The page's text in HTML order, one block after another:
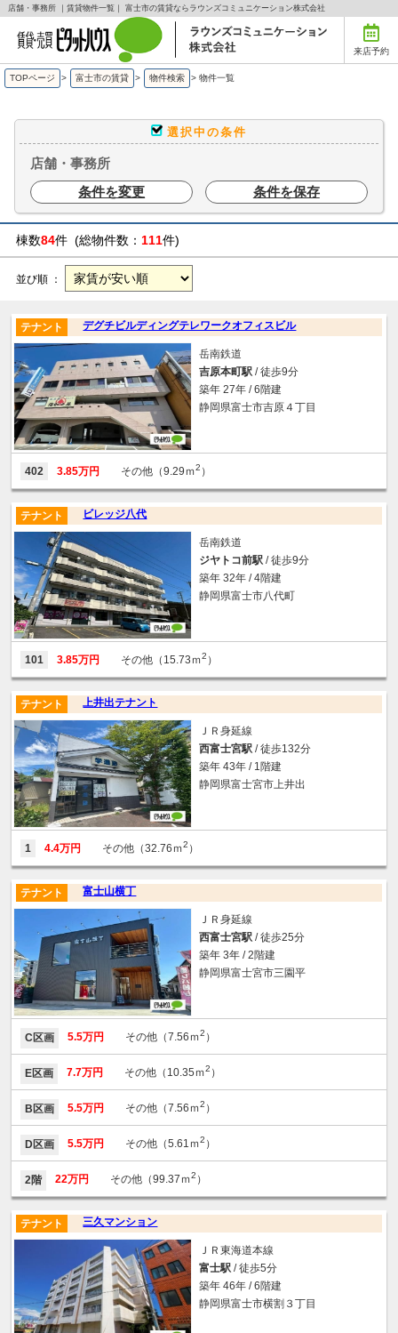
店舗・事務所 ｜賃貸物件一覧｜ 富士市の賃貸ならラウンズコミュニケーション株式会社
来店予約
TOPページ > 富士市の賃貸 > 物件検索 > 物件一覧
選択中の条件
店舗・事務所
条件を変更
条件を保存
棟数84件 (総物件数： 111件)
並び順 ：
デグチビルディングテレワークオフィスビル
テナント
岳南鉄道
吉原本町駅 / 徒歩9分
築年 27年 / 6階建
静岡県富士市吉原４丁目
402 3.85万円 その他（9.29ｍ2 ）
ビレッジ八代
テナント
岳南鉄道
ジヤトコ前駅 / 徒歩9分
築年 32年 / 4階建
静岡県富士市八代町
101 3.85万円 その他（15.73ｍ2 ）
上井出テナント
テナント
ＪＲ身延線
西富士宮駅 / 徒歩132分
築年 43年 / 1階建
静岡県富士宮市上井出
1 4.4万円 その他（32.76ｍ2 ）
富士山横丁
テナント
ＪＲ身延線
西富士宮駅 / 徒歩25分
築年 3年 / 2階建
静岡県富士宮市三園平
C区画 5.5万円 その他（7.56ｍ2 ）
E区画 7.7万円 その他（10.35ｍ2 ）
B区画 5.5万円 その他（7.56ｍ2 ）
D区画 5.5万円 その他（5.61ｍ2 ）
2階 22万円 その他（99.37ｍ2 ）
三久マンション
テナント
ＪＲ東海道本線
富士駅 / 徒歩5分
築年 46年 / 6階建
静岡県富士市横割３丁目